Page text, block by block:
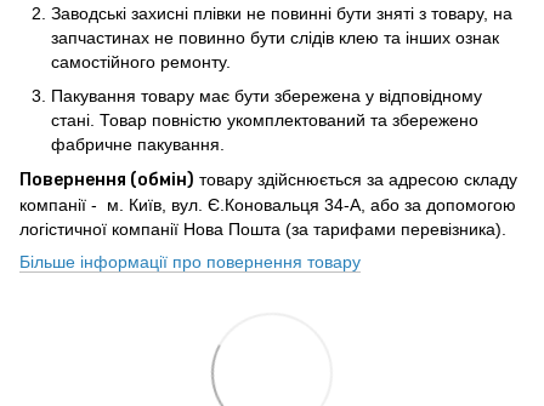
Заводські захисні плівки не повинні бути зняті з товару, на
запчастинах не повинно бути слідів клею та інших ознак
самостійного ремонту.
Пакування товару має бути збережена у відповідному
стані. Товар повністю укомплектований та збережено
фабричне пакування.
Повернення (обмін) товару здійснюється за адресою складу
компанії - м. Київ, вул. Є.Коновальця 34-А, або за допомогою
логістичної компанії Нова Пошта (за тарифами перевізника).
Більше інформації про повернення товару